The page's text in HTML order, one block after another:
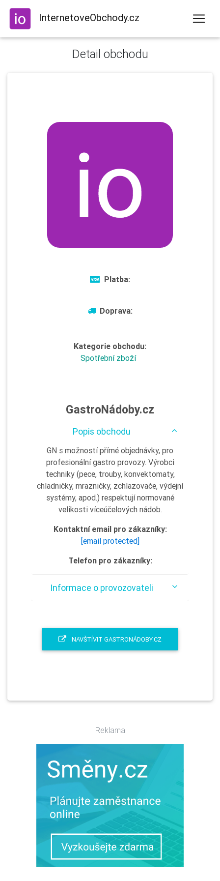
InternetoveObchody.cz
Detail obchodu
Platba:
Doprava:
Kategorie obchodu:
Spotřební zboží
GastroNádoby.cz
Popis obchodu
GN s možností přímé objednávky, pro
profesionální gastro provozy. Výrobci
techniky (pece, trouby, konvektomaty,
chladničky, mrazničky, zchlazovače, výdejní
systémy, apod.) respektují normované
velikosti víceúčelových nádob.
Kontaktní email pro zákazníky:
[email protected]
Telefon pro zákazníky:
Informace o provozovateli
NAVŠTÍVIT GASTRONÁDOBY.CZ
Reklama